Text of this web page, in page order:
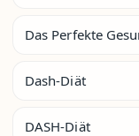
Das Perfekte
Dash-Diät
DASH-Diät